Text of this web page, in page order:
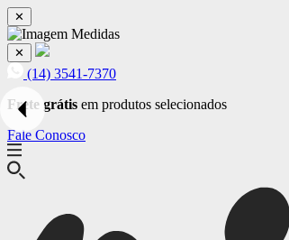
✕
✕
(14) 3541-7370
Frete grátis em produtos selecionados
Fale Conosco